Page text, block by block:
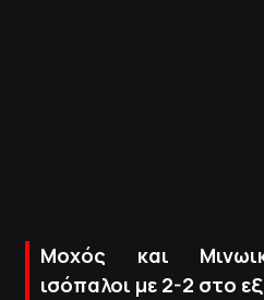
Μοχός και
ισόπαλοι με 2-2 στο